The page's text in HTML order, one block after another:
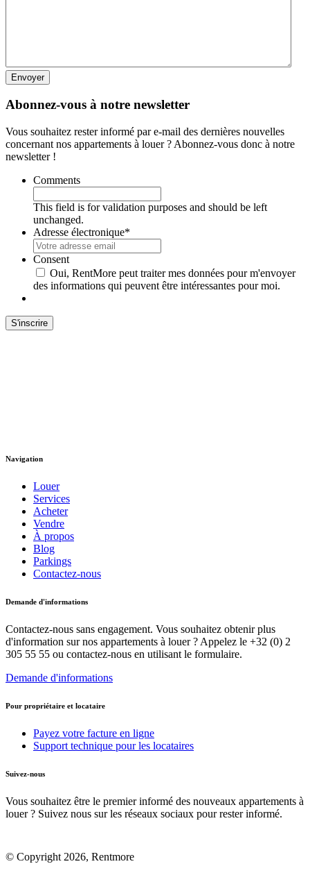
Abonnez-vous à notre newsletter
Vous souhaitez rester informé par e-mail des dernières nouvelles
concernant nos appartements à louer ? Abonnez-vous donc à notre
newsletter !
Comments
This field is for validation purposes and should be left
unchanged.
Adresse électronique*
Consent
Oui, RentMore peut traiter mes données pour m'envoyer
des informations qui peuvent être intéressantes pour moi.
Navigation
Louer
Services
Acheter
Vendre
À propos
Blog
Parkings
Contactez-nous
Demande d'informations
Contactez-nous sans engagement. Vous souhaitez obtenir plus
d'information sur nos appartements à louer ? Appelez le +32 (0) 2
305 55 55 ou contactez-nous en utilisant le formulaire.
Demande d'informations
Pour propriétaire et locataire
Payez votre facture en ligne
Support technique pour les locataires
Suivez-nous
Vous souhaitez être le premier informé des nouveaux appartements à
louer ? Suivez nous sur les réseaux sociaux pour rester informé.
© Copyright 2026, Rentmore